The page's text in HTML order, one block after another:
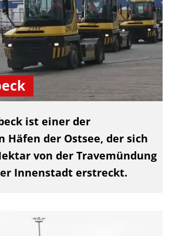
ist einer der
Häfen der Ostsee, der sich
von der Travemündung
Innenstadt erstreckt.